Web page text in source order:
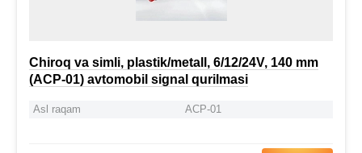
Chiroq va simli, plastik/metall, 6/12/24V, 140 mm
(ACP-01) avtomobil signal qurilmasi
Asl raqam ACP-01